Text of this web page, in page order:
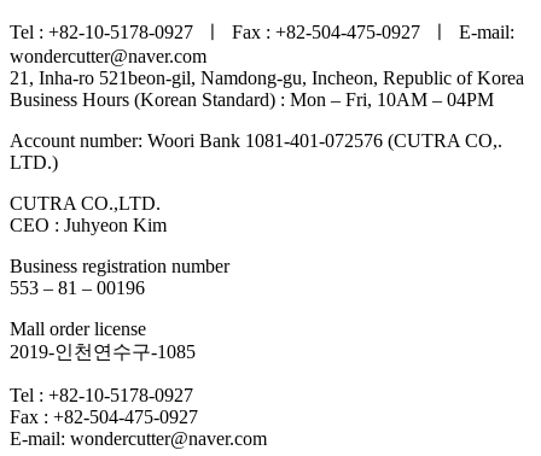
Tel : +82-10-5178-0927 ㅣ Fax : +82-504-475-0927 ㅣ E-mail:
wondercutter@naver.com
21, Inha-ro 521beon-gil, Namdong-gu, Incheon, Republic of Korea
Business Hours (Korean Standard) : Mon – Fri, 10AM – 04PM
Account number: Woori Bank 1081-401-072576 (CUTRA CO,.
LTD.)
CUTRA CO.,LTD.
CEO : Juhyeon Kim
Business registration number
553 – 81 – 00196
Mall order license
2019-인천연수구-1085
Tel : +82-10-5178-0927
Fax : +82-504-475-0927
E-mail: wondercutter@naver.com